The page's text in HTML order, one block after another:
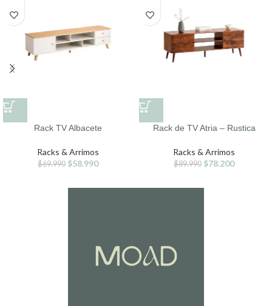
Rack TV Albacete
Racks & Arrimos
$69.990 $58.990
Rack de TV Atria – Rustica
Racks & Arrimos
$89.990 $78.200